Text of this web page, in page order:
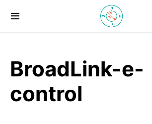
BroadLink-e-
control